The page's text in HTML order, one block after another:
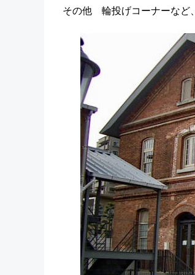
その他 輪投げコーナーなど